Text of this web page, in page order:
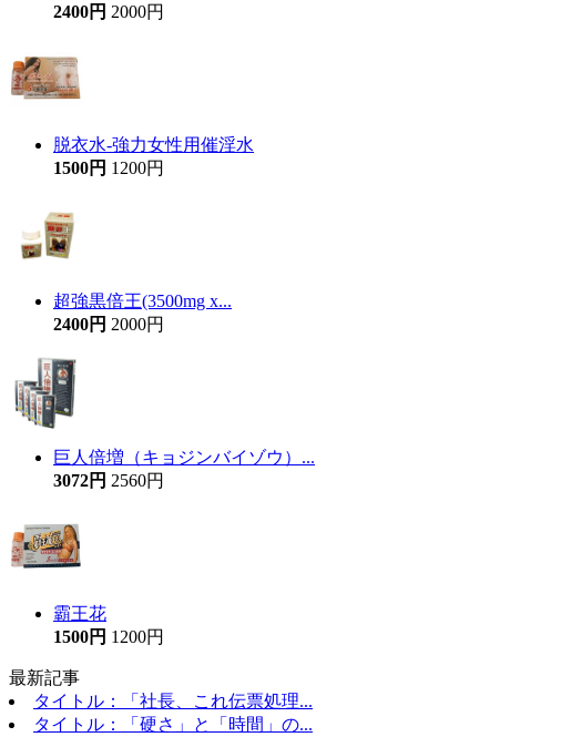
2400円 2000円
脱衣水-強力女性用催淫水
1500円 1200円
超強黒倍王(3500mg x...
2400円 2000円
巨人倍増（キョジンバイゾウ）...
3072円 2560円
霸王花
1500円 1200円
最新記事
タイトル：「社長、これ伝票処理...
タイトル：「硬さ」と「時間」の...